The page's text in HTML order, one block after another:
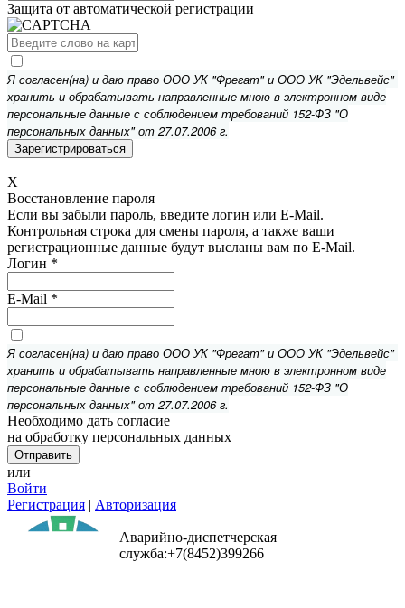
Защита от автоматической регистрации
Я согласен(на) и даю право ООО УК "Фрегат" и ООО УК "Эдельвейс"
хранить и обрабатывать направленные мною в электронном виде
персональные данные с соблюдением требований 152-ФЗ "О
персональных данных" от 27.07.2006 г.
X
Восстановление пароля
Если вы забыли пароль, введите логин или E-Mail.
Контрольная строка для смены пароля, а также ваши
регистрационные данные будут высланы вам по E-Mail.
Логин *
E-Mail *
Я согласен(на) и даю право ООО УК "Фрегат" и ООО УК "Эдельвейс"
хранить и обрабатывать направленные мною в электронном виде
персональные данные с соблюдением требований 152-ФЗ "О
персональных данных" от 27.07.2006 г.
Необходимо дать согласие
на обработку персональных данных
или
Войти
Регистрация | Авторизация
Аварийно-диспетчерская
служба:+7(8452)399266